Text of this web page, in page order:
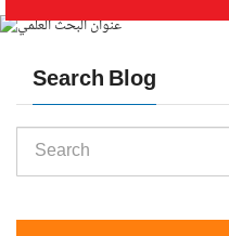
عنوان البحث العلمي
Search Blog